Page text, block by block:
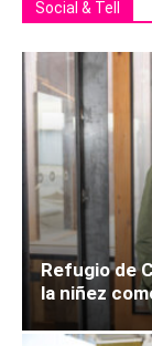
Social & Tell
Refugio de
la niñez